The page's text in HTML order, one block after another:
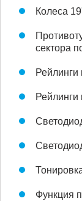
Колеса
сектора
Функция